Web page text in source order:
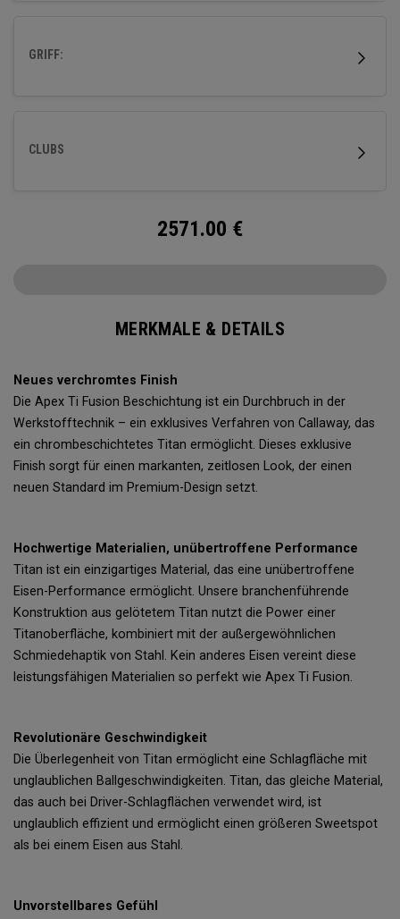
GRIFF:
CLUBS
2571.00 €
MERKMALE & DETAILS
Neues verchromtes Finish
Die Apex Ti Fusion Beschichtung ist ein Durchbruch in der
Werkstofftechnik – ein exklusives Verfahren von Callaway, das
ein chrombeschichtetes Titan ermöglicht. Dieses exklusive
Finish sorgt für einen markanten, zeitlosen Look, der einen
neuen Standard im Premium-Design setzt.
Hochwertige Materialien, unübertroffene Performance
Titan ist ein einzigartiges Material, das eine unübertroffene
Eisen-Performance ermöglicht. Unsere branchenführende
Konstruktion aus gelötetem Titan nutzt die Power einer
Titanoberfläche, kombiniert mit der außergewöhnlichen
Schmiedehaptik von Stahl. Kein anderes Eisen vereint diese
leistungsfähigen Materialien so perfekt wie Apex Ti Fusion.
Revolutionäre Geschwindigkeit
Die Überlegenheit von Titan ermöglicht eine Schlagfläche mit
unglaublichen Ballgeschwindigkeiten. Titan, das gleiche Material,
das auch bei Driver-Schlagflächen verwendet wird, ist
unglaublich effizient und ermöglicht einen größeren Sweetspot
als bei einem Eisen aus Stahl.
Unvorstellbares Gefühl